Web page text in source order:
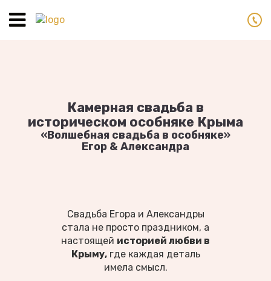
Toggle
Камерная свадьба в
историческом особняке Крыма
«Волшебная свадьба в особняке»
Егор & Александра
Свадьба Егора и Александры
стала не просто праздником, а
настоящей историей любви в
Крыму,где каждая деталь
имела смысл.